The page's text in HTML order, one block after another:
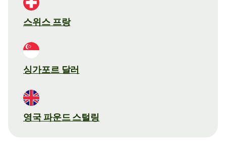
스위스 프랑
싱가포르 달러
영국 파운드 스털링